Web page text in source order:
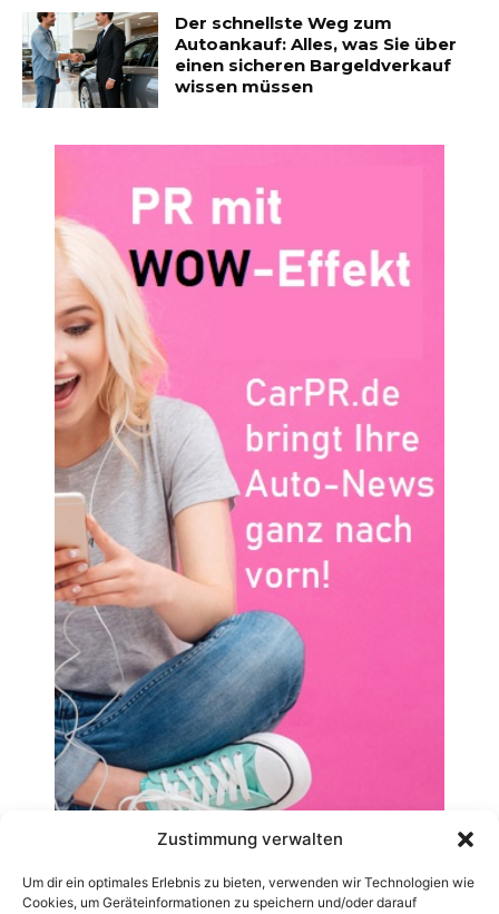
Zustimmung verwalten
Um dir ein optimales Erlebnis zu bieten, verwenden wir Technologien wie
Cookies, um Geräteinformationen zu speichern und/oder darauf
Der schnellste Weg zum
Autoankauf: Alles, was Sie über
einen sicheren Bargeldverkauf
wissen müssen